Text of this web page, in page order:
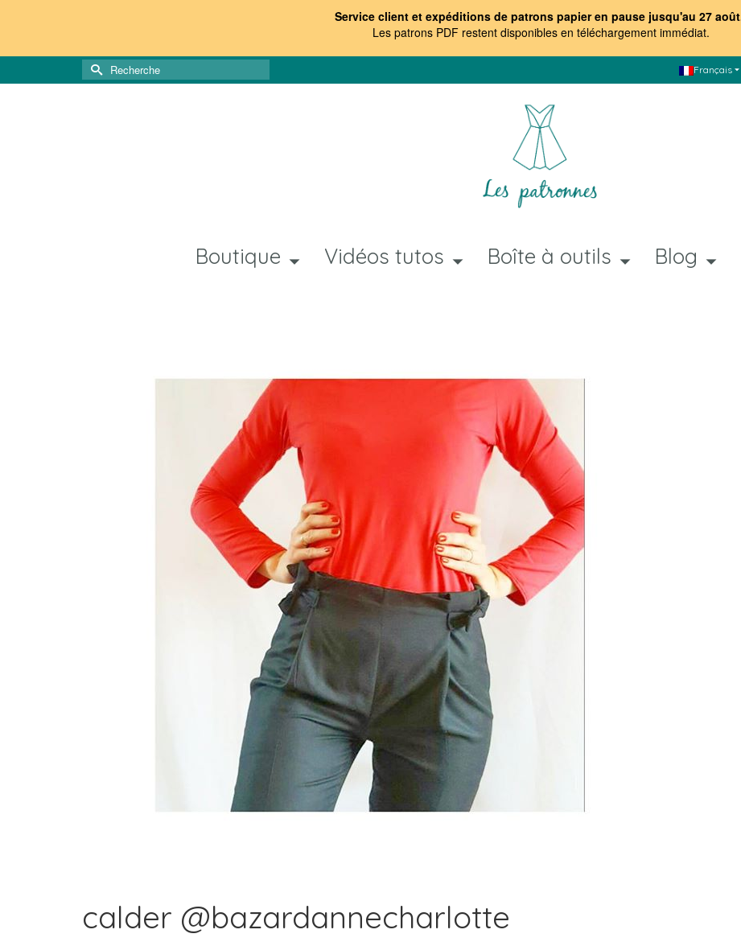
Service client et expéditions de patrons papier en pause jusqu'au 27
Les patrons PDF restent disponibles en téléchargement immédiat.
Français
Rechercher :
Boutique Vidéos tutos Boîte à outils Blog
calder @bazardannecharlotte